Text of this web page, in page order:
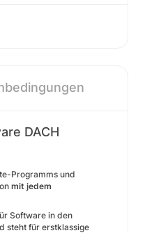
DACH
Programms und
mit jedem
Software in den
steht für erstklassige